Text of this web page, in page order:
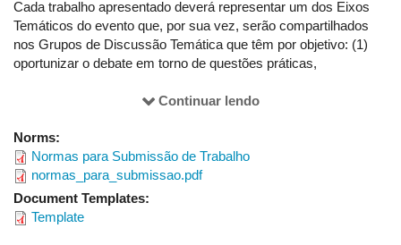
10h30 até 11h15 Lançamento de livros
19h até 21h30 Grupos de Trabalho (apresentações
Cada trabalho apresentado deverá representar um dos Eixos
Temáticos do evento que, por sua vez, serão compartilhados
nos Grupos de Discussão Temática que têm por objetivo: (1)
oportunizar o debate em torno de questões práticas,
dificuldades e desafios a serem enfrentados no contexto atual
campo da educação que sejam direcionados para a expressão
da criatividade nos processos de ensino e de aprendizagem.
As inscrições de trabalho deverão ser realizadas do dia 13 de
abril ao dia 18 de maio de 2026.
Continuar lendo
Norms:
Normas para Submissão de Trabalho
normas_para_submissao.pdf
Document Templates:
Template